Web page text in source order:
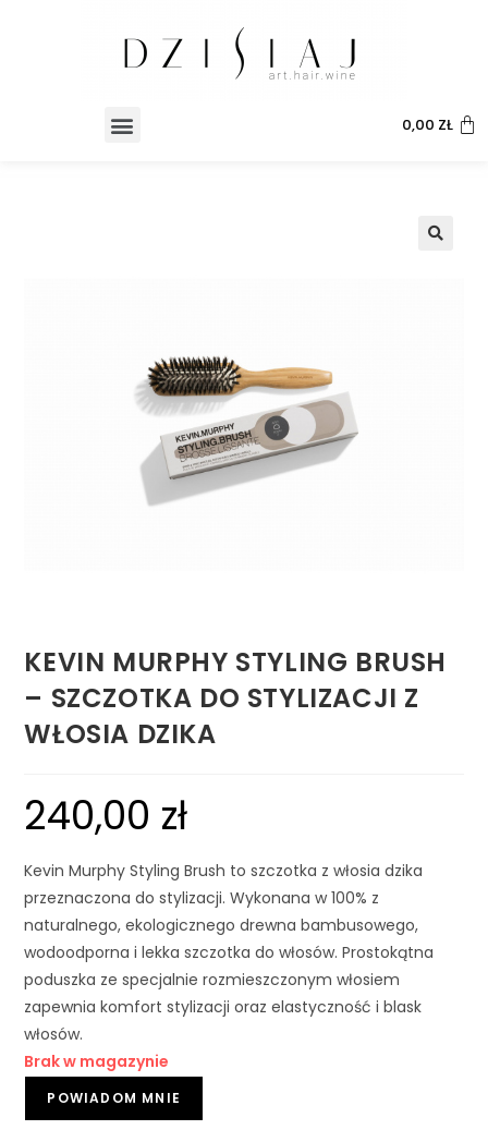
0,00 ZŁ
KEVIN MURPHY STYLING BRUSH
– SZCZOTKA DO STYLIZACJI Z
WŁOSIA DZIKA
240,00 zł
Kevin Murphy Styling Brush to szczotka z włosia dzika
przeznaczona do stylizacji. Wykonana w 100% z
naturalnego, ekologicznego drewna bambusowego,
wodoodporna i lekka szczotka do włosów. Prostokątna
poduszka ze specjalnie rozmieszczonym włosiem
zapewnia komfort stylizacji oraz elastyczność i blask
włosów.
Brak w magazynie